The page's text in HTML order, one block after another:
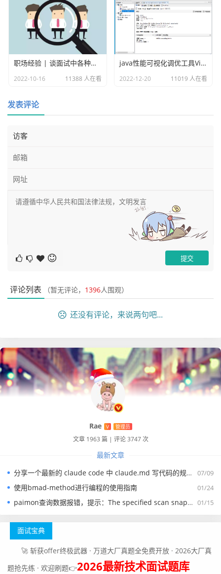
				//设置重拾3次
				.setRetryHandler
(new DefaultHttpRequestRetryHandler(3,true))
				//设置request con
fg
				.setDefaultReques
tConfig(
equestConfig.custom()
						.
						.
setContentCompressionEnabled(true)
setSocketTimeout(60)
setConnectionRequestTimeout(60)
						.
						.
	}
4）设置关闭httpclient
e，这里的话由于我们是把httpclient放在连接池的，因此这
里我们使用一个单独的线程去检测超过30秒没有使用的httpc
lient给他关闭掉即可，示例代码如下：
package com.example.demo.httpclient;
import org.apache.http.conn.HttpClientConnectionM
	private final HttpClientConnectionManage
private volatile boolean shutdown;
public ExpireConnectionCloseThread(HttpClient
ConnectionManager connMgr) {
职场经验 | 谈面试中各种各样的坑
2022-10-16 11388 人在看
java性能可视化调优工具VisualVM
2022-12-20 11019 人在看
发表评论
评论列表 （暂无评论， 1396人围观）
还没有评论，来说两句吧...
Rae V 管理员
文章 1963 篇 | 评论 3747 次
最新文章
07/09
分享一个最新的 claude code 中 claude.md 写代码的规约文件
01/24
使用bmad-method进行编程的使用指南
01/15
paimon查询数据报错，提示：The specified scan snapshotId 15845 is out of available snapshotId range [17875, 178
面试宝典
🚀 斩获offer终极武器 · 万道大厂真题全免费开放 · 2026大厂真
题抢先练 · 欢迎刷题👉2026最新技术面试题库